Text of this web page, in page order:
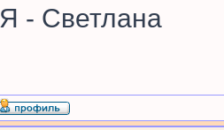
Я - Светлана